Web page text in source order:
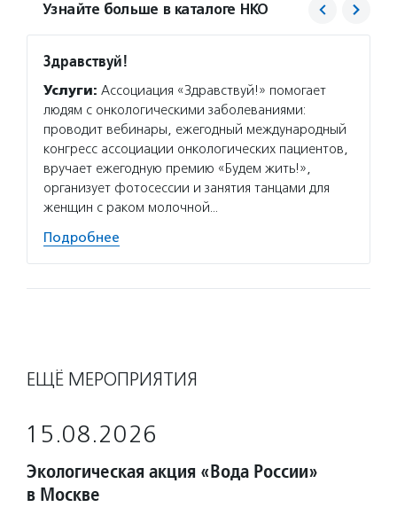
Узнайте больше в каталоге НКО
Здравствуй!
Услуги: Ассоциация «Здравствуй!» помогает
людям с онкологическими заболеваниями:
проводит вебинары, ежегодный международный
конгресс ассоциации онкологических пациентов,
вручает ежегодную премию «Будем жить!»,
организует фотосессии и занятия танцами для
женщин с раком молочной…
Подробнее
ЕЩЁ МЕРОПРИЯТИЯ
15.08.2026
Экологическая акция «Вода России»
в Москве